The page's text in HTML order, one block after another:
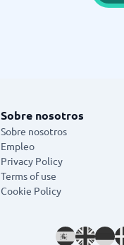
Sobre nosotros
Sobre nosotros
Empleo
Privacy Policy
Terms of use
Cookie Policy